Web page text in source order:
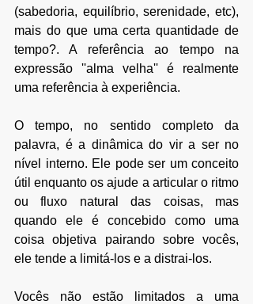
(sabedoria, equilíbrio, serenidade, etc),
mais do que uma certa quantidade de
tempo?. A referência ao tempo na
expressão ''alma velha'' é realmente
uma referência à experiência.
O tempo, no sentido completo da
palavra, é a dinâmica do vir a ser no
nível interno. Ele pode ser um conceito
útil enquanto os ajude a articular o ritmo
ou fluxo natural das coisas, mas
quando ele é concebido como uma
coisa objetiva pairando sobre vocês,
ele tende a limitá-los e a distrai-los.
Vocês não estão limitados a uma